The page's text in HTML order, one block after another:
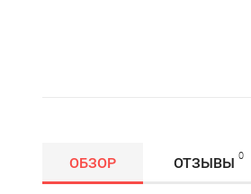
ОБЗОР ОТЗЫВЫ 0